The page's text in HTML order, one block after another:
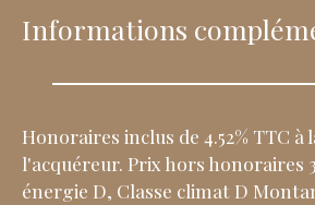
Informations
Honoraires inclus de 4.52% TTC à
l'acquéreur. Prix hors honoraires
énergie D, Classe climat D